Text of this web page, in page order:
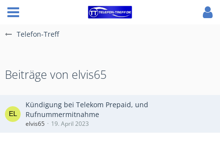
Telefon-Treff
Beiträge von elvis65
Kündigung bei Telekom Prepaid, und
Rufnummermitnahme
elvis65 19. April 2023